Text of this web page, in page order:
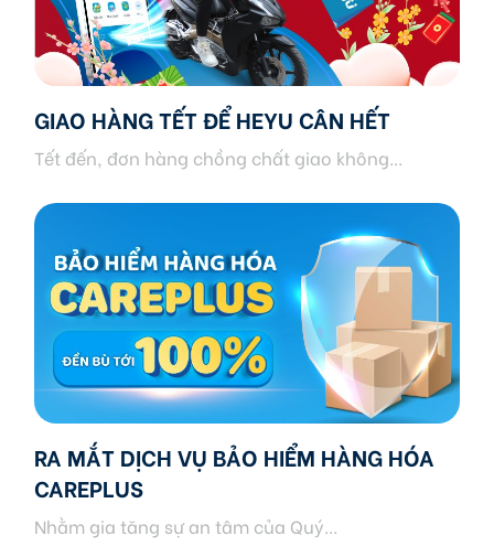
GIAO HÀNG TẾT ĐỂ HEYU CÂN HẾT
Tết đến, đơn hàng chồng chất giao không...
RA MẮT DỊCH VỤ BẢO HIỂM HÀNG HÓA
CAREPLUS
Nhằm gia tăng sự an tâm của Quý...